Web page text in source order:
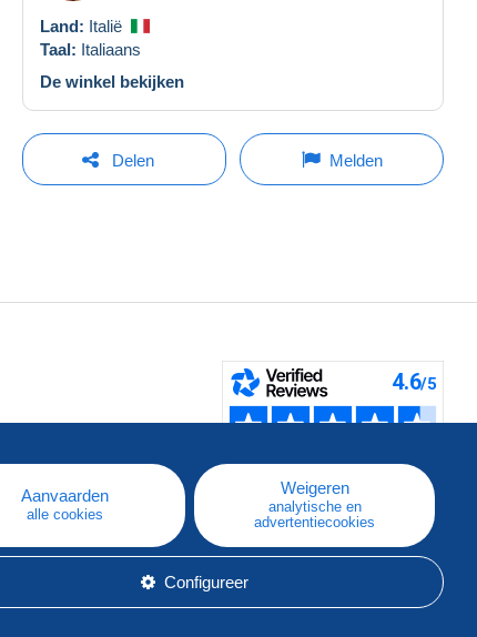
Land: Italië
Taal: Italiaans
De winkel bekijken
Delen Melden
Aanvaarden
alle cookies
Weigeren
analytische en
advertentiecookies
Configureer